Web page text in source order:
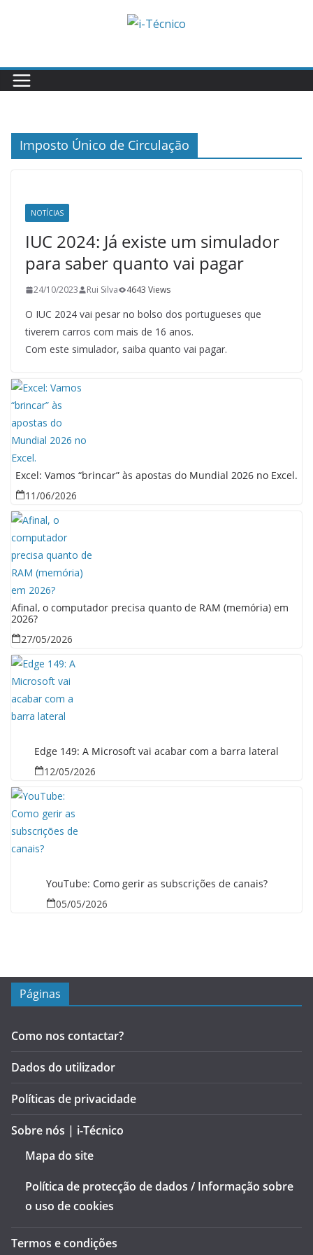
Imposto Único de Circulação
NOTÍCIAS
IUC 2024: Já existe um simulador
para saber quanto vai pagar
24/10/2023 Rui Silva 4643 Views
O IUC 2024 vai pesar no bolso dos portugueses que
tiverem carros com mais de 16 anos.
Com este simulador, saiba quanto vai pagar.
Excel: Vamos “brincar” às apostas do Mundial 2026 no Excel.
11/06/2026
Afinal, o computador precisa quanto de RAM (memória) em
2026?
27/05/2026
Edge 149: A Microsoft vai acabar com a barra lateral
12/05/2026
YouTube: Como gerir as subscrições de canais?
05/05/2026
Páginas
Como nos contactar?
Dados do utilizador
Políticas de privacidade
Sobre nós | i-Técnico
Mapa do site
Política de protecção de dados / Informação sobre
o uso de cookies
Termos e condições